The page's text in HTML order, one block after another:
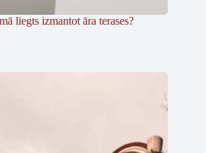
liegts izmantot āra terases?